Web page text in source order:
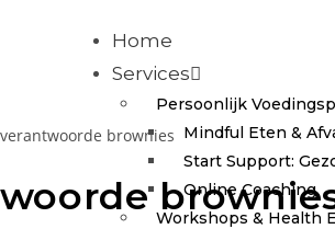
Home
Services
Persoonlijk
Mindful Eten &
Start Support:
Online Coaching
Workshops & Health